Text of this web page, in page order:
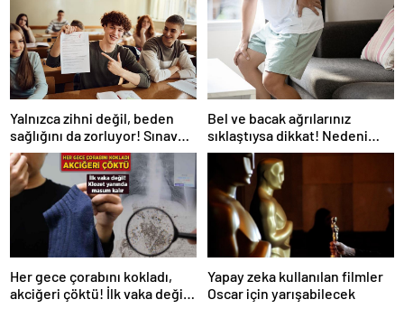
Yalnızca zihni değil, beden
sağlığını da zorluyor! Sınavda
başarı tabakta başlıyor
Bel ve bacak ağrılarınız
sıklaştıysa dikkat! Nedeni
omurga kanalı darlığı olabilir
Her gece çorabını kokladı,
akciğeri çöktü! İlk vaka değil:
Yapay zeka kullanılan filmler
Oscar için yarışabilecek